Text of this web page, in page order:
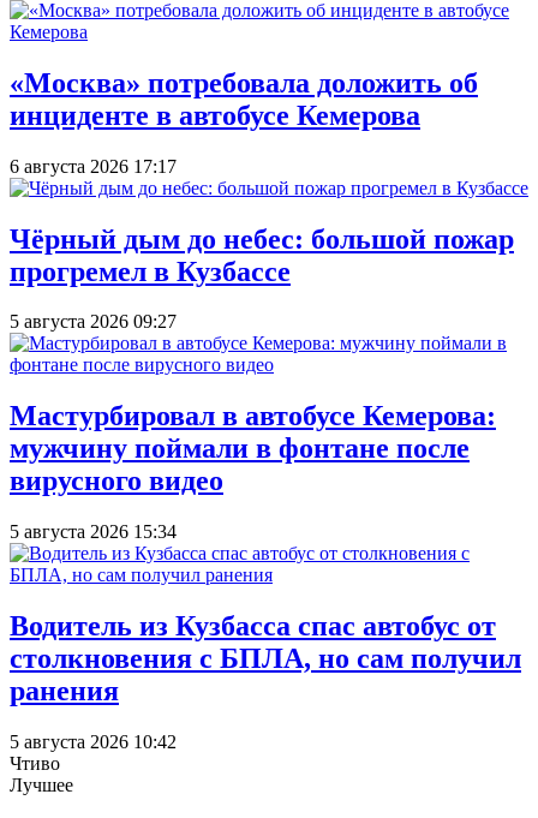
«Москва» потребовала доложить об
инциденте в автобусе Кемерова
6 августа 2026 17:17
Чёрный дым до небес: большой пожар
прогремел в Кузбассе
5 августа 2026 09:27
Мастурбировал в автобусе Кемерова:
мужчину поймали в фонтане после
вирусного видео
5 августа 2026 15:34
Водитель из Кузбасса спас автобус от
столкновения с БПЛА, но сам получил
ранения
5 августа 2026 10:42
Чтиво
Лучшее